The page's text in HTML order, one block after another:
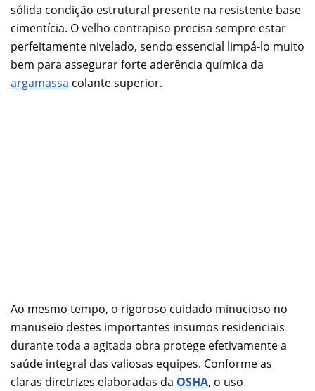
sólida condição estrutural presente na resistente base
cimentícia. O velho contrapiso precisa sempre estar
perfeitamente nivelado, sendo essencial limpá-lo muito
bem para assegurar forte aderência química da
argamassa colante superior.
Ao mesmo tempo, o rigoroso cuidado minucioso no
manuseio destes importantes insumos residenciais
durante toda a agitada obra protege efetivamente a
saúde integral das valiosas equipes. Conforme as
claras diretrizes elaboradas da OSHA, o uso